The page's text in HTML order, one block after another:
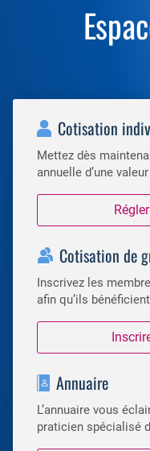
Cotisation
Mettez dès
annuelle d’une
Cotisation de
Inscrivez les
afin qu’ils
Annuaire
L’annuaire vous
praticien spécialisé